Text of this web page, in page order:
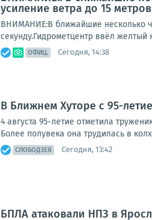
усиление ветра до 15
ВНИМАНИЕ:В ближайшие несколько
секунду.Гидрометцентр ввёл
ОФИЦ. Сегодня, 14:38
В Ближнем Хуторе с 95-
4 августа 95-летие отметила
Более полувека она трудилась в
СЛОБОДЗЕЯ Сегодня, 13:42
БПЛА атаковали НПЗ в